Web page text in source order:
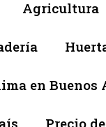
Agricultura
en Buenos
Precio